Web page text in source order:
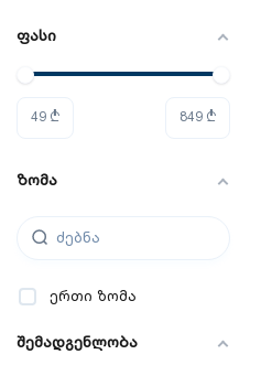
ფასი
49 ₾ 849 ₾
ზომა
ერთი ზომა
შემადგენლობა